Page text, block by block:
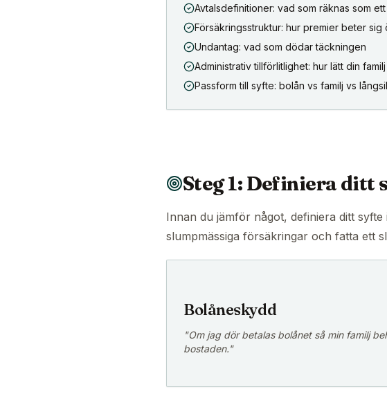
Avtalsdefinitioner: vad som räknas som
Försäkringsstruktur: hur premier beter sig
Undantag: vad som dödar täckningen
Administrativ tillförlitlighet: hur lätt din
Passform till syfte: bolån vs familj vs
Steg 1: Definiera ditt
Innan du jämför något, definiera ditt
slumpmässiga försäkringar och fatta ett
Bolåneskydd
"Om jag dör betalas bolånet så min familj
bostaden."